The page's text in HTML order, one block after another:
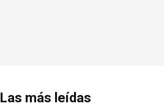
Las más leídas